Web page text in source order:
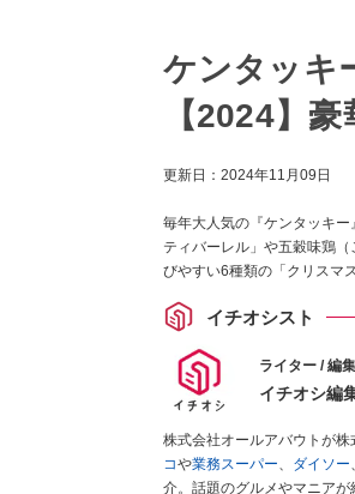
ケンタッキ
【2024】
更新日： 2024年11月09日
毎年大人気の『ケンタッキ
ティバーレル」や五穀味鶏
びやすい6種類の「クリスマ
イチオシスト
ライター / 編集
イチオシ編
株式会社オールアバウトが株
コや業務スーパー、 ダイソー、
介。話題のグルメやマニア